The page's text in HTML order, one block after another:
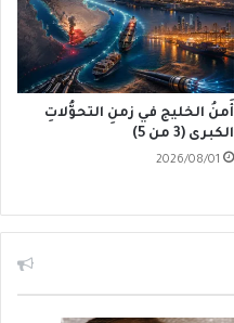
أَمنُ الخليج في زمنِ التحوُّلاتِ
الكبرى (3 من 5)
2026/08/01